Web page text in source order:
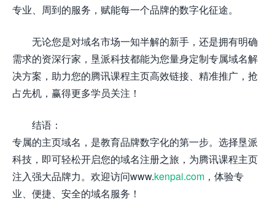
专业、周到的服务，赋能每一个品牌的数字化征途。
无论您是对域名市场一知半解的新手，还是拥有明确
需求的资深行家，垦派科技都能为您量身定制专属域名解
决方案，助力您的腾讯课程主页高效链接、精准推广，抢
占先机，赢得更多学员关注！
结语：
专属的主页域名，是教育品牌数字化的第一步。选择垦派
科技，即可轻松开启您的域名注册之旅，为腾讯课程主页
注入强大品牌力。欢迎访问www.kenpai.com ，体验专
业、便捷、安全的域名服务！